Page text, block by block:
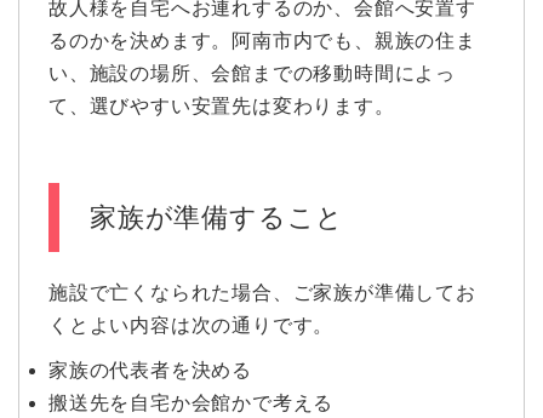
故人様を自宅へお連れするのか、会館へ安置す
るのかを決めます。阿南市内でも、親族の住ま
い、施設の場所、会館までの移動時間によっ
て、選びやすい安置先は変わります。
家族が準備すること
施設で亡くなられた場合、ご家族が準備してお
くとよい内容は次の通りです。
家族の代表者を決める
搬送先を自宅か会館かで考える